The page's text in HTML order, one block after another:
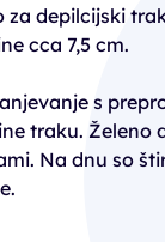
za depilcijski
cca 7,5 cm.
s
traku. Želeno
Na dnu so